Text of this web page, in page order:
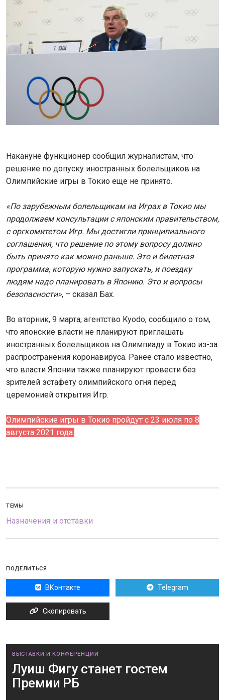
Накануне функционер сообщил журналистам, что
решение по допуску иностранных болельщиков на
Олимпийские игры в Токио еще не принято.
«По зарубежным болельщикам на Играх в Токио мы
продолжаем консультации с японским правительством,
с оргкомитетом Игр. Мы достигли принципиального
соглашения, что решение по этому вопросу должно
быть принято как можно раньше. Это и билетная
программа, которую нужно запускать, и поездку
людям надо планировать в Японию. Это и вопросы
безопасности», – сказал Бах.
Во вторник, 9 марта, агентство Kyodo, сообщило о том,
что японские власти не планируют приглашать
иностранных болельщиков на Олимпиаду в Токио из-за
распространения коронавируса. Ранее стало известно,
что власти Японии также планируют провести без
зрителей эстафету олимпийского огня перед
церемонией открытия Игр.
Олимпийские игры в Токио пройдут с 23 июля по 8
августа 2021 года.
ТЕМЫ
Назначения и отставки
ПОДЕЛИТЬСЯ
ВКонтакте Telegram
Скопировать
ВЫСТАВКИ И КОНФЕРЕНЦИИ
Луиш Фигу станет гостем
Премии РБ